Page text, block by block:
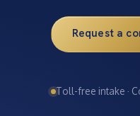
Request a
Toll-free intake ·